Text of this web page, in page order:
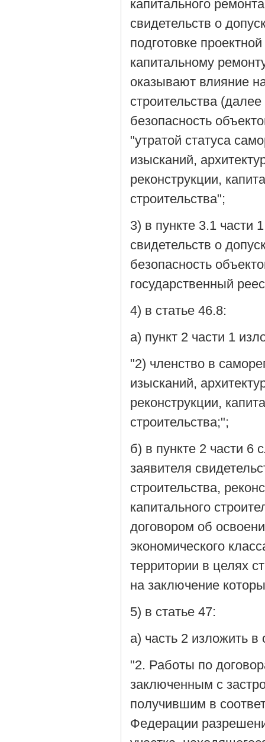
капитального
свидетельств о
подготовке
капитальному
оказывают влияние
строительства
безопасность
"утратой статуса
изысканий,
реконструкции,
строительства";
3) в пункте 3.1
свидетельств о
безопасность
государственный
4) в статье 46.8:
а) пункт 2 части 1
"2) членство в
изысканий,
реконструкции,
строительства;";
б) в пункте 2 части 6
заявителя
строительства,
капитального
договором об
экономического
территории в целях
на заключение
5) в статье 47:
а) часть 2 изложить
"2. Работы по
заключенным с
получившим в
Федерации